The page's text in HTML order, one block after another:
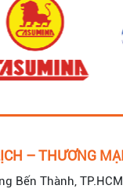
– THƯƠNG
Bến Thành, TP.HCM